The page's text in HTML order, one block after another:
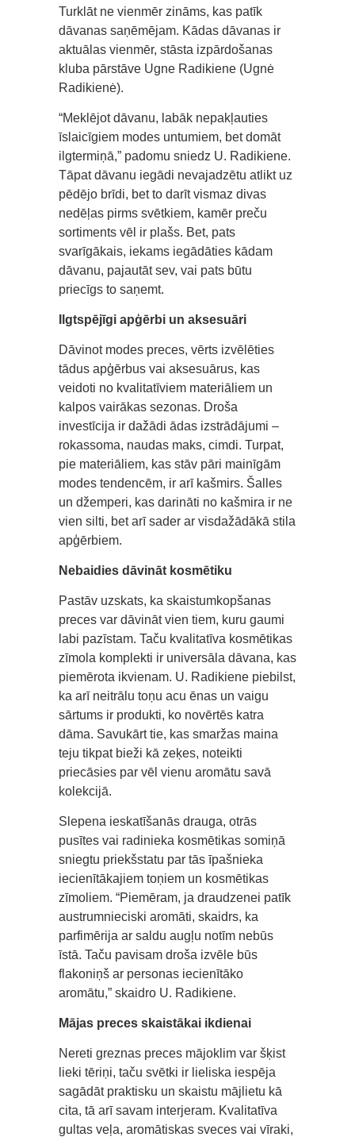
Turklāt ne vienmēr zināms, kas patīk
dāvanas saņēmējam. Kādas dāvanas ir
aktuālas vienmēr, stāsta izpārdošanas
kluba pārstāve Ugne Radikiene (Ugnė
Radikienė).
“Meklējot dāvanu, labāk nepakļauties
īslaicīgiem modes untumiem, bet domāt
ilgtermiņā,” padomu sniedz U. Radikiene.
Tāpat dāvanu iegādi nevajadzētu atlikt uz
pēdējo brīdi, bet to darīt vismaz divas
nedēļas pirms svētkiem, kamēr preču
sortiments vēl ir plašs. Bet, pats
svarīgākais, iekams iegādāties kādam
dāvanu, pajautāt sev, vai pats būtu
priecīgs to saņemt.
Ilgtspējīgi apģērbi un aksesuāri
Dāvinot modes preces, vērts izvēlēties
tādus apģērbus vai aksesuārus, kas
veidoti no kvalitatīviem materiāliem un
kalpos vairākas sezonas. Droša
investīcija ir dažādi ādas izstrādājumi –
rokassoma, naudas maks, cimdi. Turpat,
pie materiāliem, kas stāv pāri mainīgām
modes tendencēm, ir arī kašmirs. Šalles
un džemperi, kas darināti no kašmira ir ne
vien silti, bet arī sader ar visdažādākā stila
apģērbiem.
Nebaidies dāvināt kosmētiku
Pastāv uzskats, ka skaistumkopšanas
preces var dāvināt vien tiem, kuru gaumi
labi pazīstam. Taču kvalitatīva kosmētikas
zīmola komplekti ir universāla dāvana, kas
piemērota ikvienam. U. Radikiene piebilst,
ka arī neitrālu toņu acu ēnas un vaigu
sārtums ir produkti, ko novērtēs katra
dāma. Savukārt tie, kas smaržas maina
teju tikpat bieži kā zeķes, noteikti
priecāsies par vēl vienu aromātu savā
kolekcijā.
Slepena ieskatīšanās drauga, otrās
pusītes vai radinieka kosmētikas somiņā
sniegtu priekšstatu par tās īpašnieka
iecienītākajiem toņiem un kosmētikas
zīmoliem. “Piemēram, ja draudzenei patīk
austrumnieciski aromāti, skaidrs, ka
parfimērija ar saldu augļu notīm nebūs
īstā. Taču pavisam droša izvēle būs
flakoniņš ar personas iecienītāko
aromātu,” skaidro U. Radikiene.
Mājas preces skaistākai ikdienai
Nereti greznas preces mājoklim var šķist
lieki tēriņi, taču svētki ir lieliska iespēja
sagādāt praktisku un skaistu mājlietu kā
cita, tā arī savam interjeram. Kvalitatīva
gultas veļa, aromātiskas sveces vai vīraki,